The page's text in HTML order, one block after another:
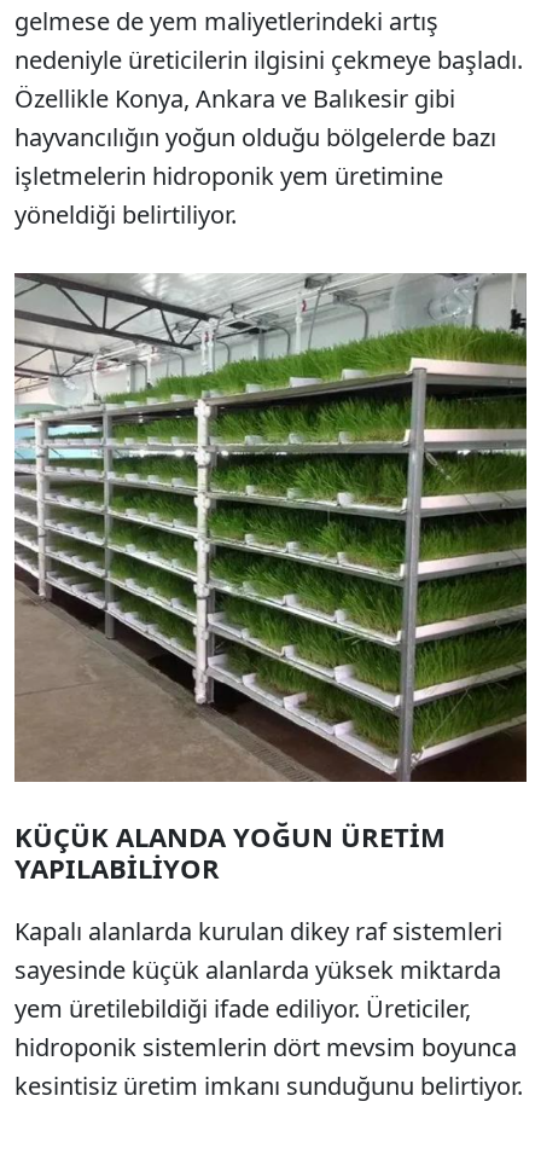
gelmese de yem maliyetlerindeki artış
nedeniyle üreticilerin ilgisini çekmeye başladı.
Özellikle Konya, Ankara ve Balıkesir gibi
hayvancılığın yoğun olduğu bölgelerde bazı
işletmelerin hidroponik yem üretimine
yöneldiği belirtiliyor.
KÜÇÜK ALANDA YOĞUN ÜRETİM
YAPILABİLİYOR
Kapalı alanlarda kurulan dikey raf sistemleri
sayesinde küçük alanlarda yüksek miktarda
yem üretilebildiği ifade ediliyor. Üreticiler,
hidroponik sistemlerin dört mevsim boyunca
kesintisiz üretim imkanı sunduğunu belirtiyor.